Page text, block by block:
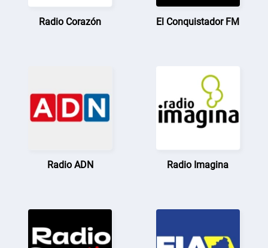
Radio Corazón El Conquistador FM
Radio ADN Radio Imagina